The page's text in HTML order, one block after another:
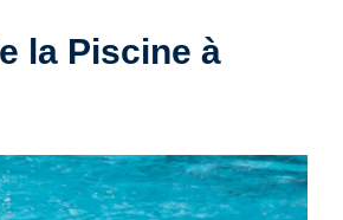
la Piscine à